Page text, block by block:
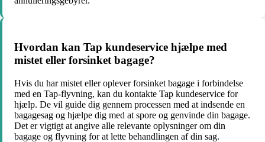
Hvordan kan Tap kundeservice hjælpe med
mistet eller forsinket bagage?
Hvis du har mistet eller oplever forsinket bagage i forbindelse
med en Tap-flyvning, kan du kontakte Tap kundeservice for
hjælp. De vil guide dig gennem processen med at indsende en
bagagesag og hjælpe dig med at spore og genvinde din bagage.
Det er vigtigt at angive alle relevante oplysninger om din
bagage og flyvning for at lette behandlingen af din sag.